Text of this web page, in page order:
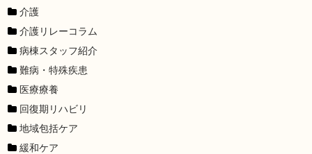
介護
介護リレーコラム
病棟スタッフ紹介
難病・特殊疾患
医療療養
回復期リハビリ
地域包括ケア
緩和ケア